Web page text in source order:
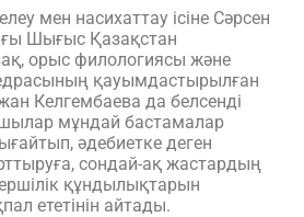
мен насихаттау ісіне Сәрсен
Шығыс Қазақстан
орыс филологиясы және
қауымдастырылған
Келгембаева да белсенді
мұндай бастамалар
әдебиетке деген
сондай-ақ жастардың
құндылықтарын
ететінін айтады.